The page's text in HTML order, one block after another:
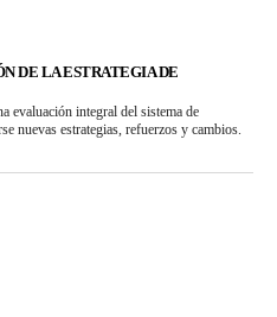
DE LA ESTRATEGIA DE
evaluación integral del sistema de
nuevas estrategias, refuerzos y cambios.